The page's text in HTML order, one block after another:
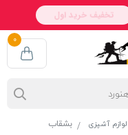
0
لوازم آشپزی بشقاب